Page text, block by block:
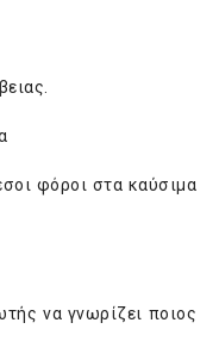
φόροι στα καύσιμα
να γνωρίζει ποιος